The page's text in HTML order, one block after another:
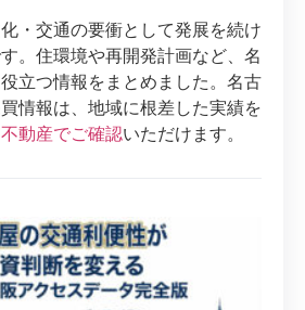
・交通の要衝として発展を続け
。住環境や再開発計画など、名
立つ情報をまとめました。名古
情報は、地域に根差した実績を
動産でご確認いただけます。